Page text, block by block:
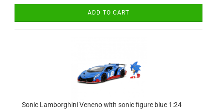
ADD TO CART
Sonic Lamborghini Veneno with sonic figure blue 1:24